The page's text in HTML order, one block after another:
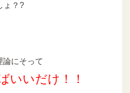
ょ？?
論にそって
いいだけ！！